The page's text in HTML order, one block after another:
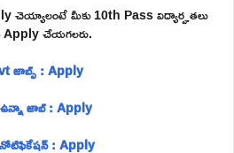
చెయ్యాలంటే మీకు 10th Pass విద్యార్హతలు
Apply చేయగలరు.
జాబ్స్ : Apply
ఉన్నా జాబ్ : Apply
: Apply